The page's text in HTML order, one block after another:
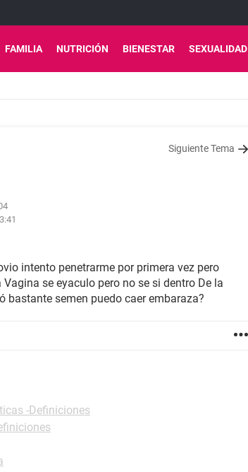
FAMILIA NUTRICIÓN BIENESTAR SEXUALIDAD
Siguiente Tema
intento penetrarme por primera vez pero
se eyaculo pero no se si dentro De la
bastante semen puedo caer embaraza?
-Definiciones